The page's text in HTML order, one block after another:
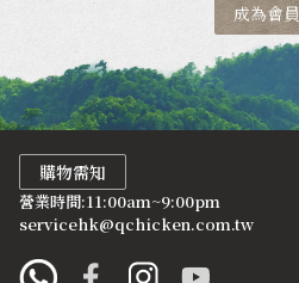
成為會員
購物需知
營業時間:11:00am~9:00pm
servicehk@qchicken.com.tw